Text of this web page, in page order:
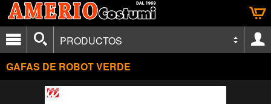
PRODUCTOS
GAFAS DE ROBOT VERDE